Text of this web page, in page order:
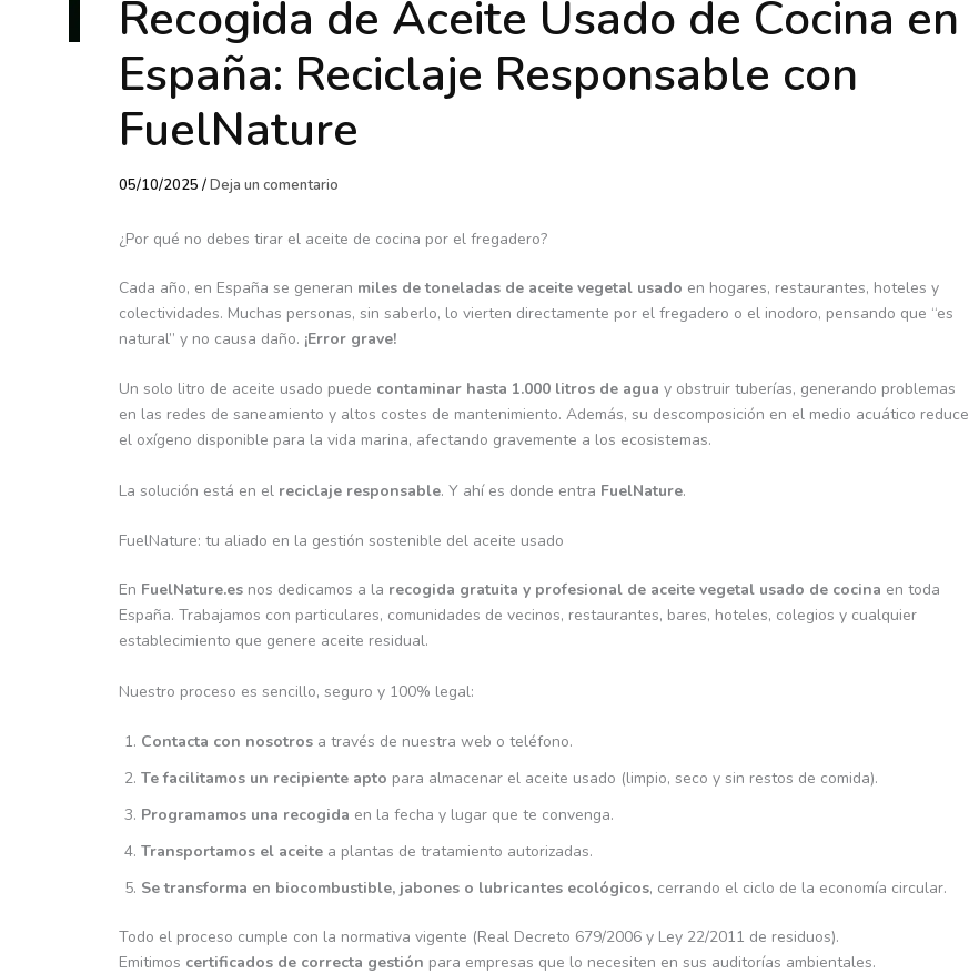
Recogida de Aceite Usado de Cocina en
España: Reciclaje Responsable con
FuelNature
05/10/2025 /Deja un comentario
¿Por qué no debes tirar el aceite de cocina por el fregadero?
Cada año, en España se generan miles de toneladas de aceite vegetal usado en hogares, restaurantes, hoteles y
colectividades. Muchas personas, sin saberlo, lo vierten directamente por el fregadero o el inodoro, pensando que “es
natural” y no causa daño. ¡Error grave!
Un solo litro de aceite usado puede contaminar hasta 1.000 litros de agua y obstruir tuberías, generando problemas
en las redes de saneamiento y altos costes de mantenimiento. Además, su descomposición en el medio acuático reduce
el oxígeno disponible para la vida marina, afectando gravemente a los ecosistemas.
La solución está en el reciclaje responsable. Y ahí es donde entra FuelNature.
FuelNature: tu aliado en la gestión sostenible del aceite usado
En FuelNature.es nos dedicamos a la recogida gratuita y profesional de aceite vegetal usado de cocina en toda
España. Trabajamos con particulares, comunidades de vecinos, restaurantes, bares, hoteles, colegios y cualquier
establecimiento que genere aceite residual.
Nuestro proceso es sencillo, seguro y 100% legal:
Contacta con nosotros a través de nuestra web o teléfono.
Te facilitamos un recipiente apto para almacenar el aceite usado (limpio, seco y sin restos de comida).
Programamos una recogida en la fecha y lugar que te convenga.
Transportamos el aceite a plantas de tratamiento autorizadas.
Se transforma en biocombustible, jabones o lubricantes ecológicos, cerrando el ciclo de la economía circular.
Todo el proceso cumple con la normativa vigente (Real Decreto 679/2006 y Ley 22/2011 de residuos).
Emitimos certificados de correcta gestión para empresas que lo necesiten en sus auditorías ambientales.